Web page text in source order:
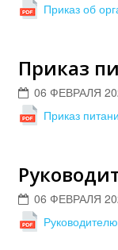
Приказ об
Приказ
06 ФЕВРАЛЯ
Приказ
06 ФЕВРАЛЯ